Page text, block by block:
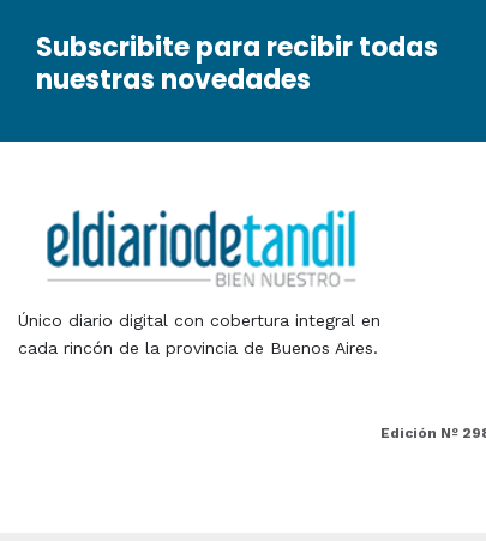
Subscribite para recibir todas
nuestras novedades
Único diario digital con cobertura integral en
cada rincón de la provincia de Buenos Aires.
Edición Nº